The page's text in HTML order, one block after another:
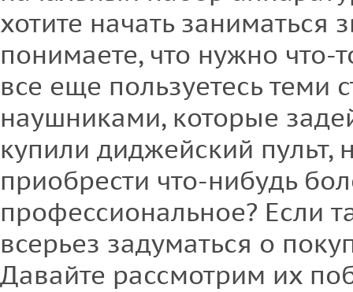
хотите начать заниматься
понимаете, что нужно
все еще пользуетесь теми
наушниками, которые
купили диджейский пульт,
приобрести что-нибудь
профессиональное? Если
всерьез задуматься о
Давайте рассмотрим их